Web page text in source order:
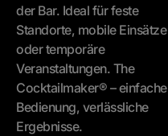
der Bar. Ideal für feste
Standorte, mobile Einsätze
oder temporäre
Veranstaltungen. The
Cocktailmaker® – einfache
Bedienung, verlässliche
Ergebnisse.